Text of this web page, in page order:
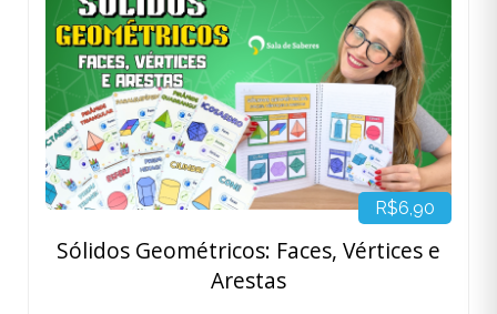
R$6,90
Sólidos Geométricos: Faces, Vértices e
Arestas